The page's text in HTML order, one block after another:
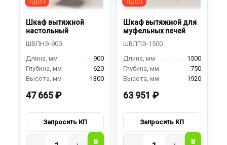
Шкаф вытяжной
настольный
900
620
1300
47 665 ₽
Шкаф вытяжной для
муфельных печей
1500
750
1920
63 951 ₽